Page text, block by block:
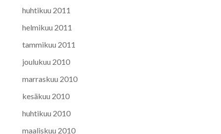
huhtikuu 2011
helmikuu 2011
tammikuu 2011
joulukuu 2010
marraskuu 2010
kesäkuu 2010
huhtikuu 2010
maaliskuu 2010